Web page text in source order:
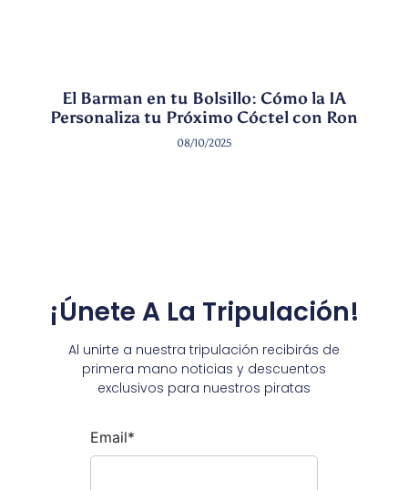
El Barman en tu Bolsillo: Cómo la IA
Personaliza tu Próximo Cóctel con Ron
08/10/2025
¡Únete A La Tripulación!
Al unirte a nuestra tripulación recibirás de
primera mano noticias y descuentos
exclusivos para nuestros piratas
Email*